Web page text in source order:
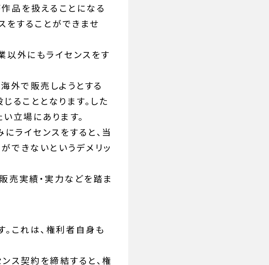
品を扱えることになる
をすることができませ
以外にもライセンスをす
外で販売しようとする
ることとなります。した
立場にあります。
ライセンスをすると、当
できないというデメリッ
売実績・実力などを踏ま
これは、権利者自身も
ス契約を締結すると、権